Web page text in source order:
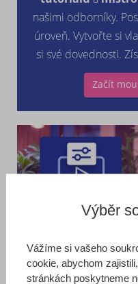
našimi odborníky.
úroveň. Vytvořte si
si své dovednosti.
Začít
Potřebujete
Výběr
Vážíme si vašeho
cookie, abychom
stránkách poskytneme